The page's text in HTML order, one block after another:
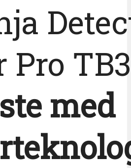
Pro
med